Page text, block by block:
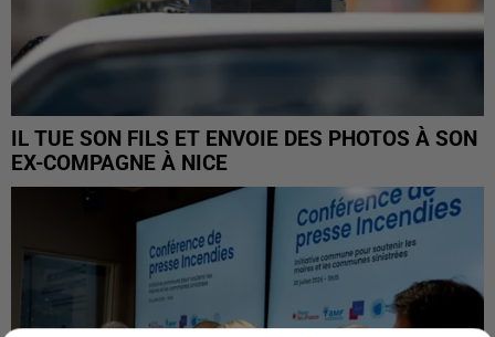
IL TUE SON FILS ET ENVOIE DES PHOTOS À SON
EX-COMPAGNE À NICE